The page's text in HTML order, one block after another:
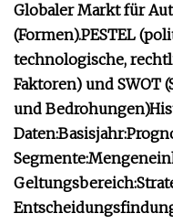
Globaler Markt für
(Formen).PESTEL
technologische,
Faktoren) und SWOT
und Bedrohungen)
Daten:Basisjahr:
Segmente:
Geltungsbereich: